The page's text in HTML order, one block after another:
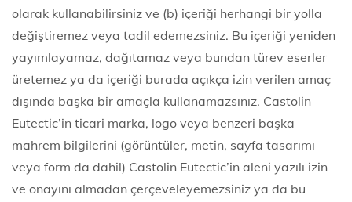
olarak kullanabilirsiniz ve (b) içeriği herhangi bir yolla
değiştiremez veya tadil edemezsiniz. Bu içeriği yeniden
yayımlayamaz, dağıtamaz veya bundan türev eserler
üretemez ya da içeriği burada açıkça izin verilen amaç
dışında başka bir amaçla kullanamazsınız. Castolin
Eutectic’in ticari marka, logo veya benzeri başka
mahrem bilgilerini (görüntüler, metin, sayfa tasarımı
veya form da dahil) Castolin Eutectic’in aleni yazılı izin
ve onayını almadan çerçeveleyemezsiniz ya da bu